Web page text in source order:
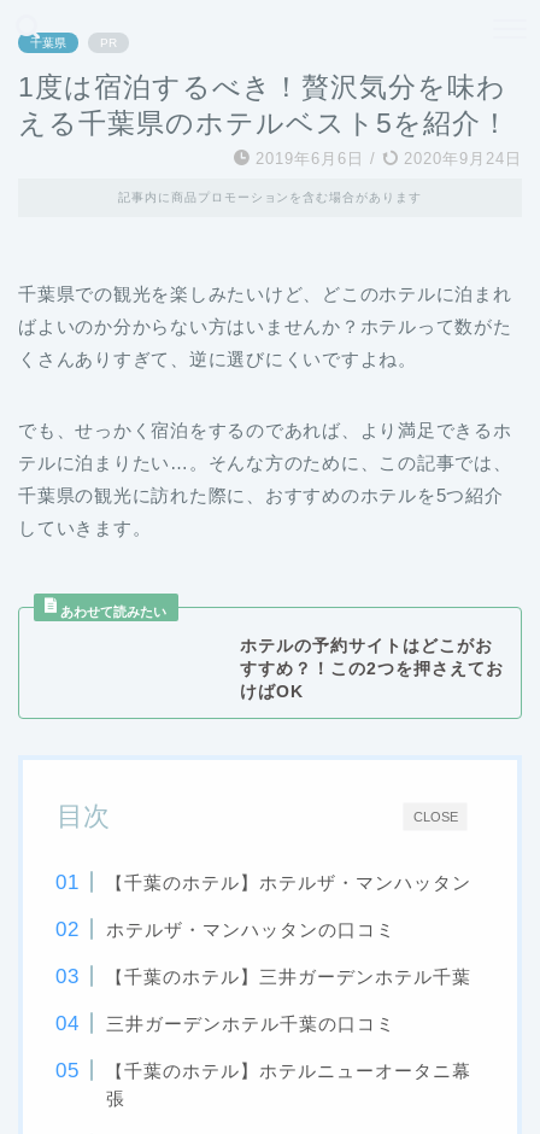
千葉県 PR
1度は宿泊するべき！贅沢気分を味わ
える千葉県のホテルベスト5を紹介！
2019年6月6日 / 2020年9月24日
記事内に商品プロモーションを含む場合があります
千葉県での観光を楽しみたいけど、どこのホテルに泊まれ
ばよいのか分からない方はいませんか？ホテルって数がた
くさんありすぎて、逆に選びにくいですよね。
でも、せっかく宿泊をするのであれば、より満足できるホ
テルに泊まりたい…。そんな方のために、この記事では、
千葉県の観光に訪れた際に、おすすめのホテルを5つ紹介
していきます。
ホテルの予約サイトはどこがお
すすめ？！この2つを押さえてお
けばOK
CLOSE
目次
【千葉のホテル】ホテルザ・マンハッタン
ホテルザ・マンハッタンの口コミ
【千葉のホテル】三井ガーデンホテル千葉
三井ガーデンホテル千葉の口コミ
【千葉のホテル】ホテルニューオータニ幕
張